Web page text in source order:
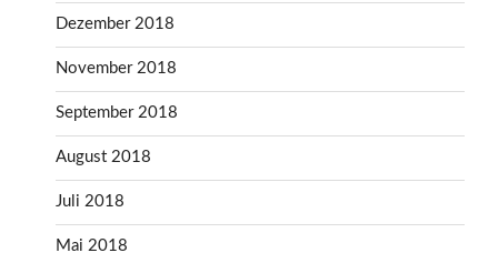
Dezember 2018
November 2018
September 2018
August 2018
Juli 2018
Mai 2018